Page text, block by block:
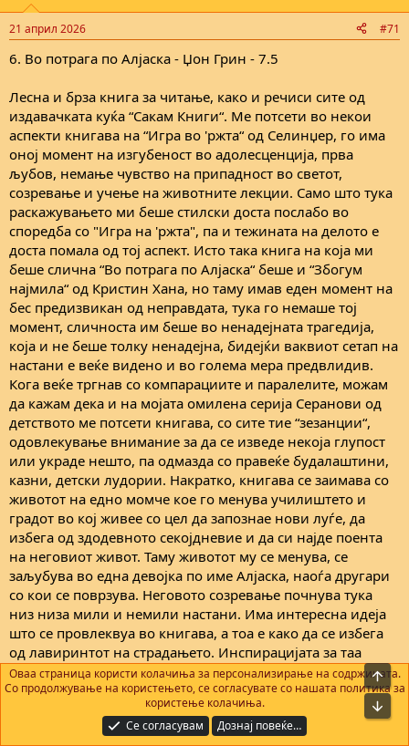
s
21 април 2026 #71
6. Во потрага по Алјаска - Џон Грин - 7.5
Лесна и брза книга за читање, како и речиси сите од
издавачката куќа “Сакам Книги“. Ме потсети во некои
аспекти книгава на “Игра во 'ржта“ од Селинџер, го има
оној момент на изгубеност во адолесценција, прва
љубов, немање чувство на припадност во светот,
созревање и учење на животните лекции. Само што тука
раскажувањето ми беше стилски доста послабо во
споредба со "Игра на 'ржта", па и тежината на делото е
доста помала од тој аспект. Исто така книга на која ми
беше слична “Во потрага по Алјаска“ беше и “Збогум
најмила“ од Кристин Хана, но таму имав еден момент на
бес предизвикан од неправдата, тука го немаше тој
момент, сличноста им беше во ненадејната трагедија,
која и не беше толку ненадејна, бидејќи ваквиот сетап на
настани е веќе видено и во голема мера предвлидив.
Кога веќе тргнав со компарациите и паралелите, можам
да кажам дека и на мојата омилена серија Серанови од
детството ме потсети книгава, со сите тие “зезанции“,
одовлекување внимание за да се изведе некоја глупост
или украде нешто, па одмазда со правеќе будалаштини,
казни, детски лудории. Накратко, книгава се заимава со
животот на едно момче кое го менува училиштето и
градот во кој живее со цел да запознае нови луѓе, да
избега од здодевното секојдневие и да си најде поента
на неговиот живот. Таму животот му се менува, се
заљубува во една девојка по име Алјаска, наоѓа другари
со кои се поврзува. Неговото созревање почнува тука
низ низа мили и немили настани. Има интересна идеја
што се провлеквуа во книгава, а тоа е како да се избега
од лавиринтот на страдањето. Инспирацијата за таа
идеја е меѓу другите и книгата “Љубов во време на
колера“ од Маркес, која е најтопла препорака од мене за
сите кои ја немаат читано. Таму цел живот пројде во
страдање, на крајот се најде излез од лавиринтот, крајот
Оваа страница користи колачиња за персонализирање на содржината.
Со продолжување на користењето, се согласувате со нашата политика за
користење колачиња.
Се согласувам
Дознај повеќе…
На